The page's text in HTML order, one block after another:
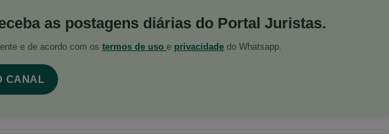
as postagens diárias do Portal Juristas.
e de acordo com os termos de uso e privacidade do Whatsapp.
CANAL